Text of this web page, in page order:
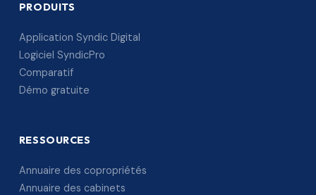
PRODUITS
Application Syndic Digital
Logiciel SyndicPro
Comparatif
Démo gratuite
RESSOURCES
Annuaire des copropriétés
Annuaire des cabinets